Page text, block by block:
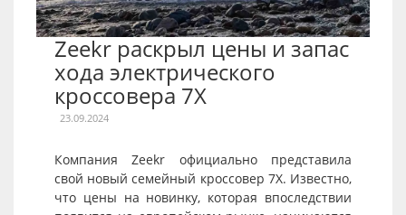
Zeekr раскрыл цены и запас
хода электрического
кроссовера 7X
23.09.2024
Компания Zeekr официально представила
свой новый семейный кроссовер 7X. Известно,
что цены на новинку, которая впоследствии